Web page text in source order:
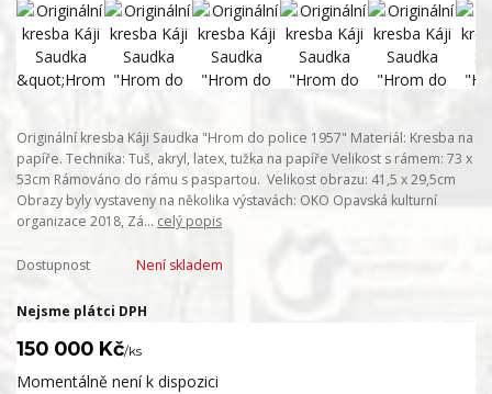
Originální kresba Káji Saudka "Hrom do police 1957" Materiál: Kresba na
papíře. Technika: Tuš, akryl, latex, tužka na papíře Velikost s rámem: 73 x
53cm Rámováno do rámu s paspartou. Velikost obrazu: 41,5 x 29,5cm
Obrazy byly vystaveny na několika výstavách: OKO Opavská kulturní
organizace 2018, Zá... celý popis
Dostupnost Není skladem
Nejsme plátci DPH
150 000 Kč/ks
Momentálně není k dispozici